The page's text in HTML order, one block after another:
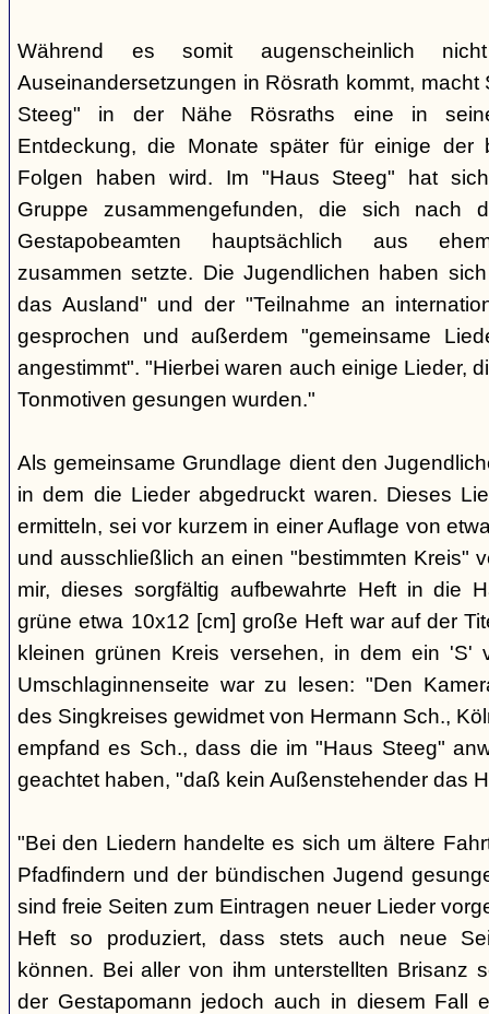
Während es somit augenscheinlich
Auseinandersetzungen in Rösrath kommt, macht
Steeg" in der Nähe Rösraths eine in
Entdeckung, die Monate später für einige der
Folgen haben wird. Im "Haus Steeg" hat
Gruppe zusammengefunden, die sich nach
Gestapobeamten hauptsächlich aus
zusammen setzte. Die Jugendlichen haben
das Ausland" und der "Teilnahme an
gesprochen und außerdem "gemeinsame
angestimmt". "Hierbei waren auch einige Lieder,
Tonmotiven gesungen wurden."
Als gemeinsame Grundlage dient den
in dem die Lieder abgedruckt waren. Dieses
ermitteln, sei vor kurzem in einer Auflage von
und ausschließlich an einen "bestimmten Kreis"
mir, dieses sorgfältig aufbewahrte Heft in die
grüne etwa 10x12 [cm] große Heft war auf der
kleinen grünen Kreis versehen, in dem ein 'S'
Umschlaginnenseite war zu lesen: "Den
des Singkreises gewidmet von Hermann Sch.,
empfand es Sch., dass die im "Haus Steeg"
geachtet haben, "daß kein Außenstehender das
"Bei den Liedern handelte es sich um ältere
Pfadfindern und der bündischen Jugend
sind freie Seiten zum Eintragen neuer Lieder
Heft so produziert, dass stets auch neue
können. Bei aller von ihm unterstellten Brisanz
der Gestapomann jedoch auch in diesem Fall